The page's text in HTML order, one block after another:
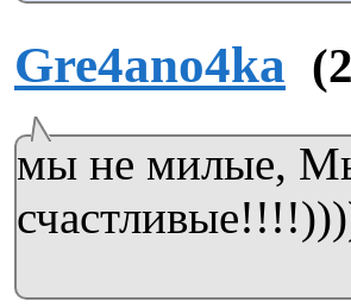
Gre4ano4ka
мы не милые,